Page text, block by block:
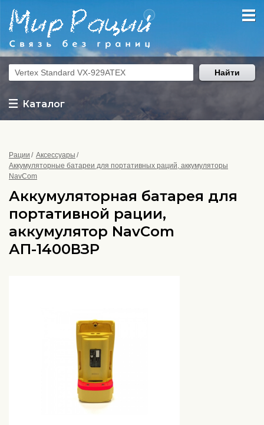
Каталог
Найти
Рации
Аксессуары
Аккумуляторные батареи для портативных раций, аккумуляторы
NavCom
Аккумуляторная батарея для
портативной рации,
аккумулятор NavCom
АП-1400ВЗР